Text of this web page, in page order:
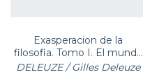
Exasperacion de la
filosofia. Tomo I. El mundo
de Leibniz
DELEUZE / Gilles Deleuze